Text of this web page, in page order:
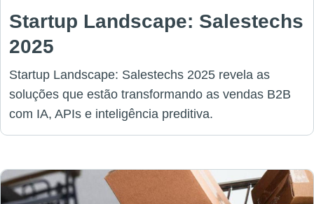
Startup Landscape: Salestechs
2025
Startup Landscape: Salestechs 2025 revela as
soluções que estão transformando as vendas B2B
com IA, APIs e inteligência preditiva.